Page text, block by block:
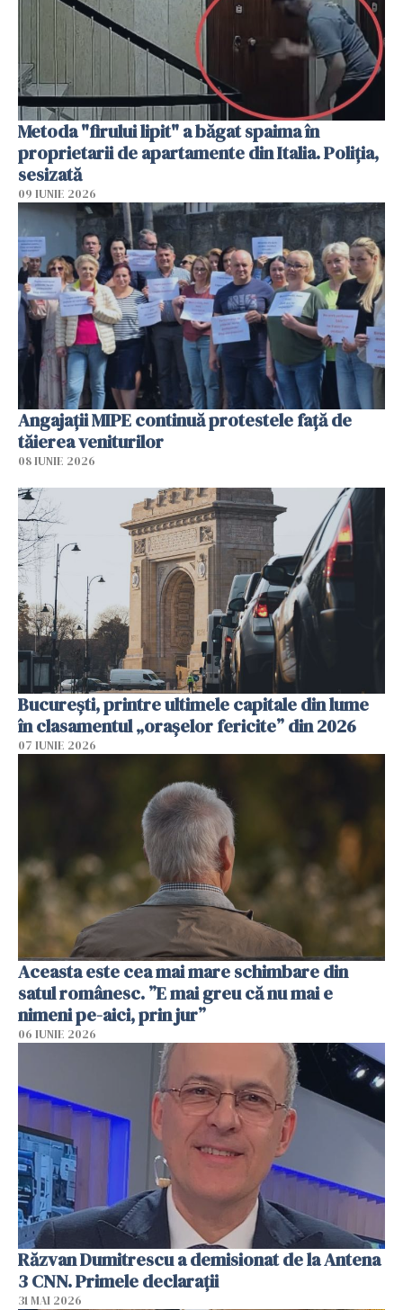
Metoda "firului lipit" a băgat spaima în
proprietarii de apartamente din Italia. Poliția,
sesizată
09 IUNIE 2026
Angajaţii MIPE continuă protestele faţă de
tăierea veniturilor
08 IUNIE 2026
București, printre ultimele capitale din lume
în clasamentul „orașelor fericite” din 2026
07 IUNIE 2026
Aceasta este cea mai mare schimbare din
satul românesc. ”E mai greu că nu mai e
nimeni pe-aici, prin jur”
06 IUNIE 2026
Răzvan Dumitrescu a demisionat de la Antena
3 CNN. Primele declarații
31 MAI 2026